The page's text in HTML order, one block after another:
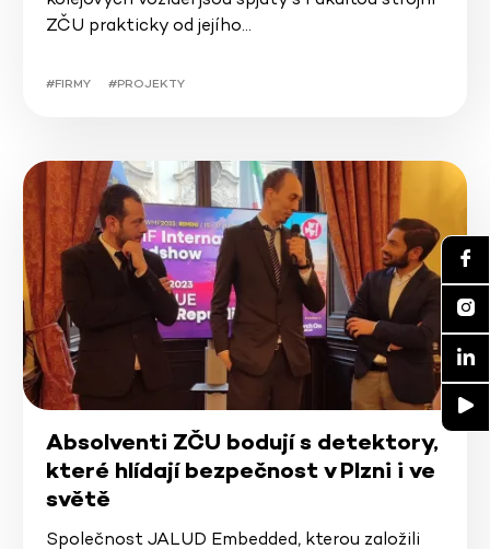
ZČU prakticky od jejího…
#FIRMY #PROJEKTY
Absolventi ZČU bodují s detektory,
které hlídají bezpečnost v Plzni i ve
světě
Společnost JALUD Embedded, kterou založili